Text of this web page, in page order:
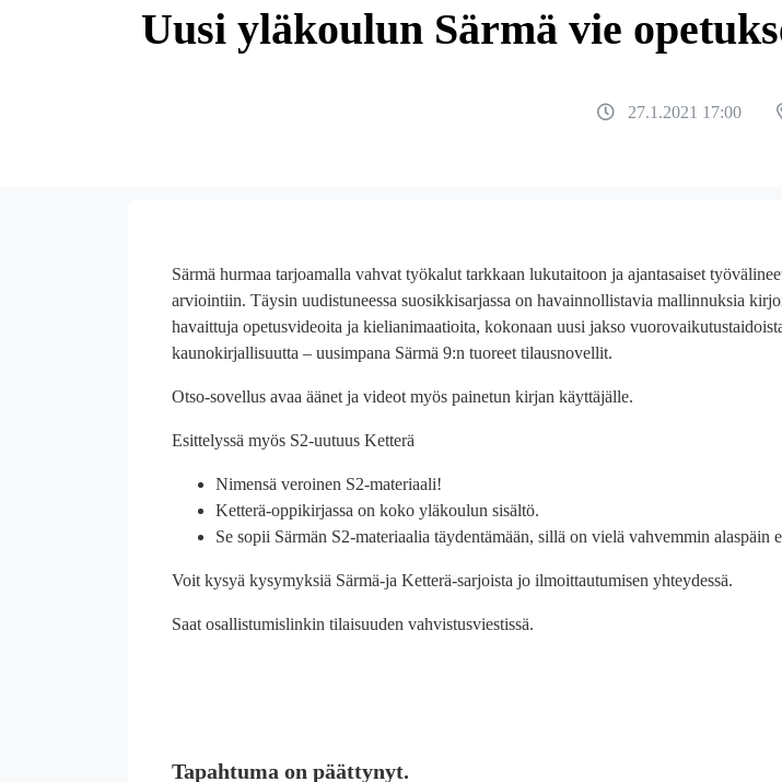
Uusi yläkoulun Särmä vie
27.1.2021 17:00
Särmä hurmaa tarjoamalla vahvat työkalut tarkkaan lukutaitoon ja ajantasaiset
arviointiin. Täysin uudistuneessa suosikkisarjassa on havainnollistavia mallinnuksia
havaittuja opetusvideoita ja kielianimaatioita, kokonaan uusi jakso
kaunokirjallisuutta – uusimpana Särmä 9:n tuoreet tilausnovellit.
Otso-sovellus avaa äänet ja videot myös painetun kirjan käyttäjälle.
Esittelyssä myös S2-uutuus Ketterä
Nimensä veroinen S2-materiaali!
Ketterä-oppikirjassa on koko yläkoulun sisältö.
Se sopii Särmän S2-materiaalia täydentämään, sillä on vielä vahvemmin alaspäin
Voit kysyä kysymyksiä Särmä-ja Ketterä-sarjoista jo ilmoittautumisen yhteydessä.
Saat osallistumislinkin tilaisuuden vahvistusviestissä.
Tapahtuma on päättynyt.